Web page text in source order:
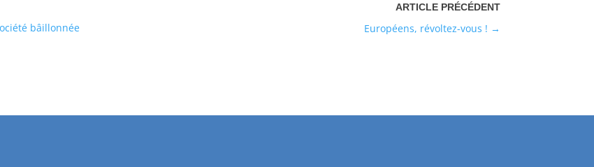
Européens, révoltez-vous !
bâillonnée